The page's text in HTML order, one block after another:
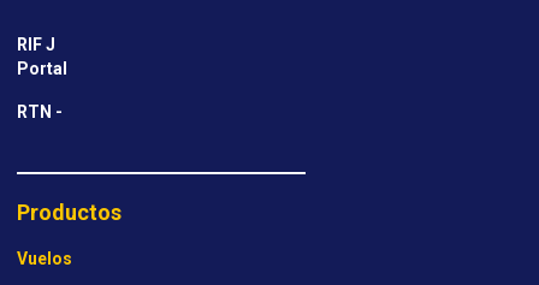
RIF J
Portal
RTN -
Productos
Vuelos